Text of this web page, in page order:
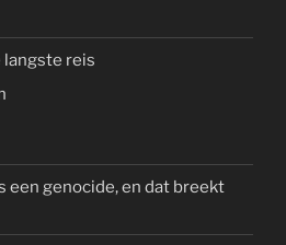
langste reis
een genocide, en dat breekt